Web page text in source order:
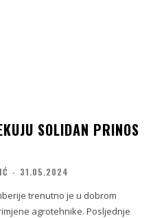
SOLIDAN PRINOS
- 31.05.2024
trenutno je u dobrom
agrotehnike. Posljednje